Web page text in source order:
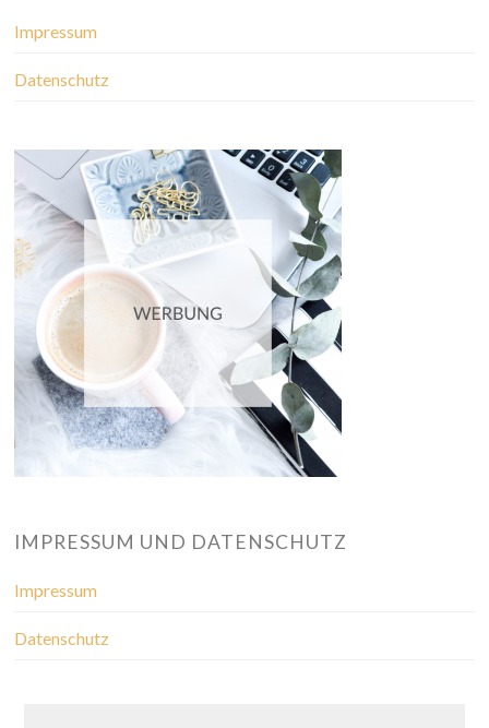
Impressum
Datenschutz
IMPRESSUM UND DATENSCHUTZ
Impressum
Datenschutz